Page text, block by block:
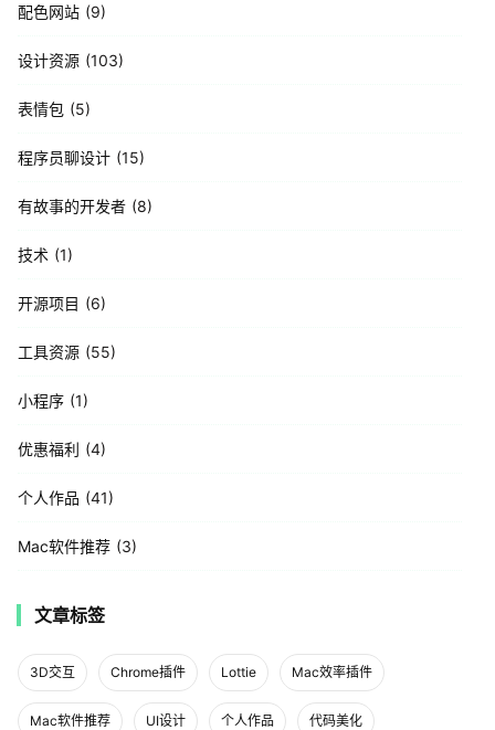
配色网站 9
设计资源 103
表情包 5
程序员聊设计 15
有故事的开发者 8
技术 1
开源项目 6
工具资源 55
小程序 1
优惠福利 4
个人作品 41
Mac软件推荐 3
文章标签
3D交互 Chrome插件 Lottie Mac效率插件
Mac软件推荐 UI设计 个人作品 代码美化